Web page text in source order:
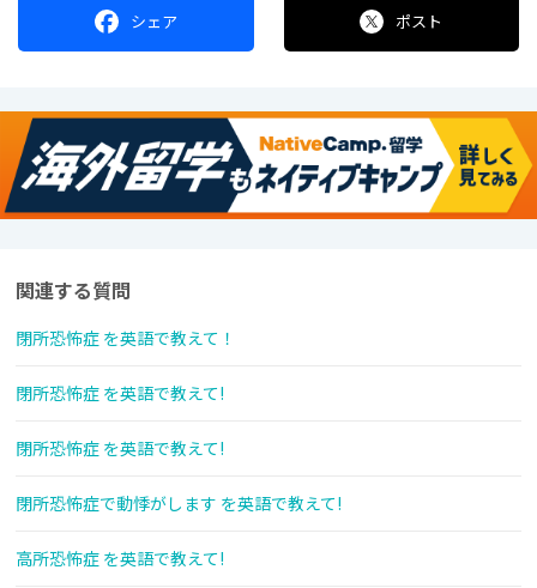
シェア ポスト
関連する質問
閉所恐怖症 を英語で教えて！
閉所恐怖症 を英語で教えて!
閉所恐怖症 を英語で教えて!
閉所恐怖症で動悸がします を英語で教えて!
高所恐怖症 を英語で教えて!